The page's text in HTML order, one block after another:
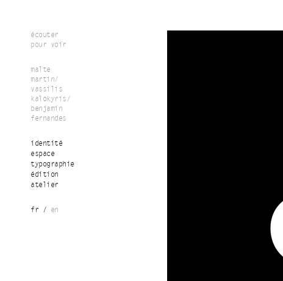
écouter
pour voir
malte
martin/
vassilis
kalokyris/
benjamin
fernandes
identité
espace
typographie
édition
atelier
fr en